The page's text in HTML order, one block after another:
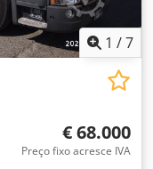
1 /7
€ 68.000
Preço fixo acresce IVA